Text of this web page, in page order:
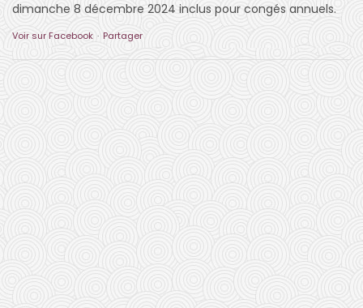
dimanche 8 décembre 2024 inclus pour congés annuels.
Voir sur Facebook · Partager